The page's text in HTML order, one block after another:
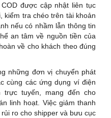
được cập nhật liên tục
kiểm tra chéo trên tài khoản
nếu có nhầm lẫn thông tin
an tâm về nguồn tiền của
về cho khách theo đúng
những đơn vị chuyển phát
cùng các ứng dụng ví điện
tuyến, mang đến cho
linh hoạt. Việc giảm thanh
ro cho shipper và bưu cục